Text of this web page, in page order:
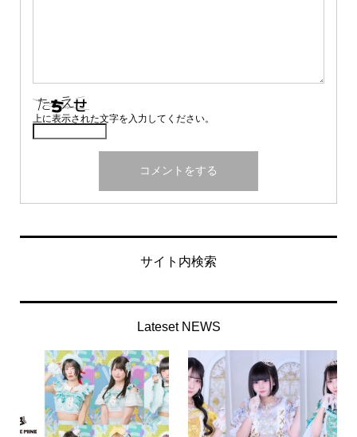
上に表示された文字を入力してください。
サイト内検索
Lateset NEWS